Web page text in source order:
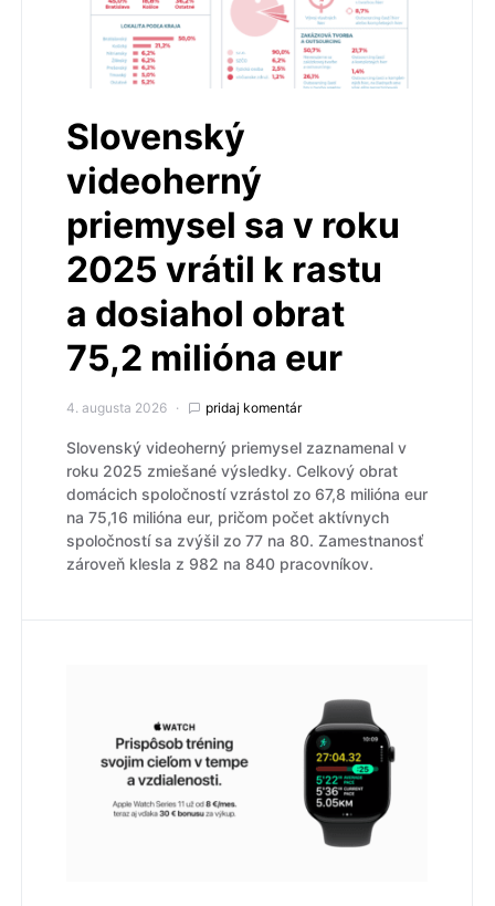
Slovenský
videoherný
priemysel sa v roku
2025 vrátil k rastu
a dosiahol obrat
75,2 milióna eur
4. augusta 2026 pridaj komentár
Slovenský videoherný priemysel zaznamenal v
roku 2025 zmiešané výsledky. Celkový obrat
domácich spoločností vzrástol zo 67,8 milióna eur
na 75,16 milióna eur, pričom počet aktívnych
spoločností sa zvýšil zo 77 na 80. Zamestnanosť
zároveň klesla z 982 na 840 pracovníkov.